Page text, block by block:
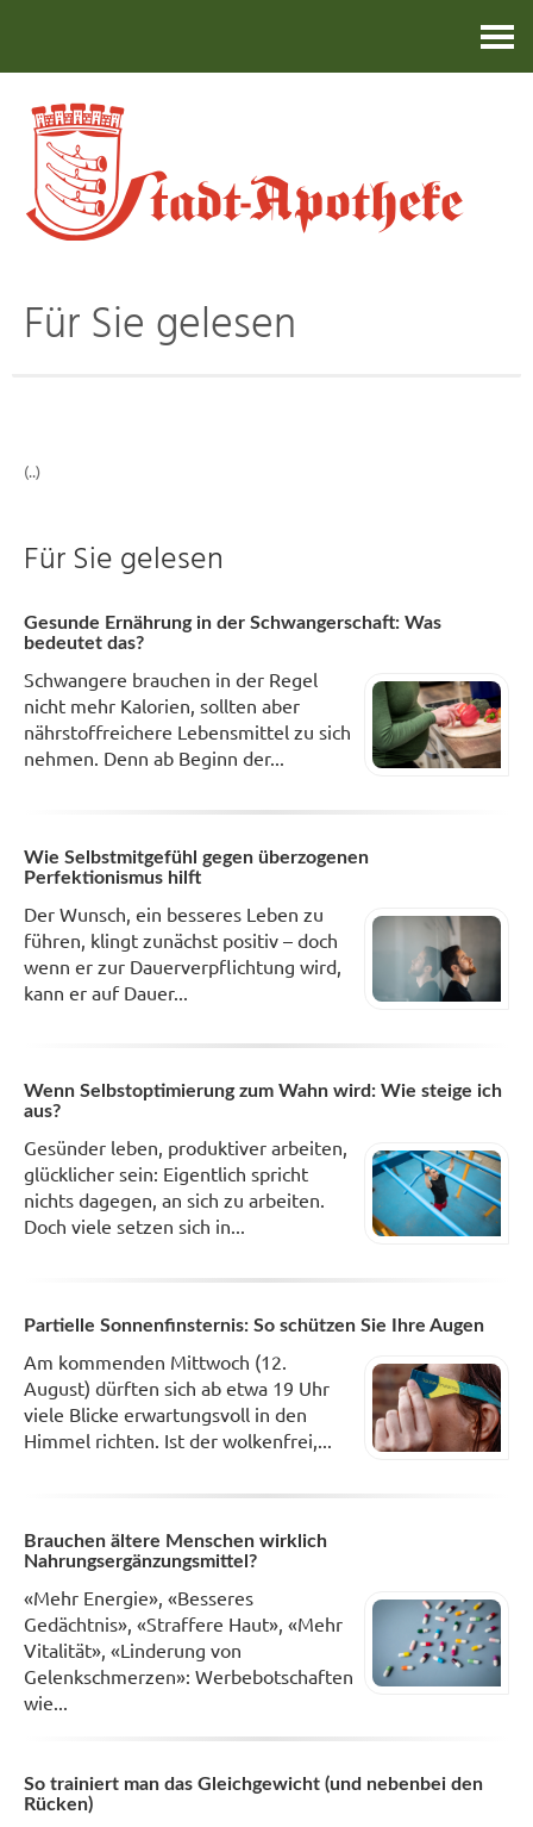
Für Sie gelesen
(..)
Für Sie gelesen
Gesunde Ernährung in der Schwangerschaft: Was
bedeutet das?
Schwangere brauchen in der Regel
nicht mehr Kalorien, sollten aber
nährstoffreichere Lebensmittel zu sich
nehmen. Denn ab Beginn der...
Wie Selbstmitgefühl gegen überzogenen
Perfektionismus hilft
Der Wunsch, ein besseres Leben zu
führen, klingt zunächst positiv – doch
wenn er zur Dauerverpflichtung wird,
kann er auf Dauer...
Wenn Selbstoptimierung zum Wahn wird: Wie steige ich
aus?
Gesünder leben, produktiver arbeiten,
glücklicher sein: Eigentlich spricht
nichts dagegen, an sich zu arbeiten.
Doch viele setzen sich in...
Partielle Sonnenfinsternis: So schützen Sie Ihre Augen
Am kommenden Mittwoch (12.
August) dürften sich ab etwa 19 Uhr
viele Blicke erwartungsvoll in den
Himmel richten. Ist der wolkenfrei,...
Brauchen ältere Menschen wirklich
Nahrungsergänzungsmittel?
«Mehr Energie», «Besseres
Gedächtnis», «Straffere Haut», «Mehr
Vitalität», «Linderung von
Gelenkschmerzen»: Werbebotschaften
wie...
So trainiert man das Gleichgewicht (und nebenbei den
Rücken)